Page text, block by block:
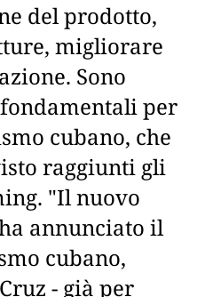
del prodotto,
migliorare
Sono
per
cubano, che
raggiunti gli
"Il nuovo
annunciato il
cubano,
- già per